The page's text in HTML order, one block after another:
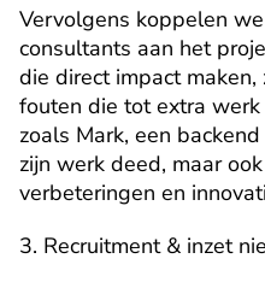
Vervolgens koppelen
consultants aan het
die direct impact
fouten die tot extra
zoals Mark, een
zijn werk deed, maar
verbeteringen en
3. Recruitment & inzet